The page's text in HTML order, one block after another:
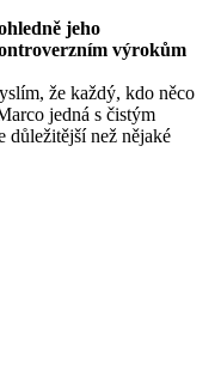
jeho
výrokům
že každý, kdo něco
jedná s čistým
důležitější než nějaké